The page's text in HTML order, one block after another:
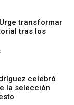
transformar
tras los
celebró
la selección